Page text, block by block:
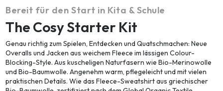
Bereit für den Start in Kita & Schule
The Cosy Starter Kit
Genau richtig zum Spielen, Entdecken und Quatschmachen: Neue
Overalls und Jacken aus weichem Fleece im lässigen Colour-
Blocking-Style. Aus kuscheligen Naturfasern wie Bio-Merinowolle
und Bio-Baumwolle. Angenehm warm, pflegeleicht und mit vielen
praktischen Details. Wie das Fleece-Sweatshirt aus griechischer